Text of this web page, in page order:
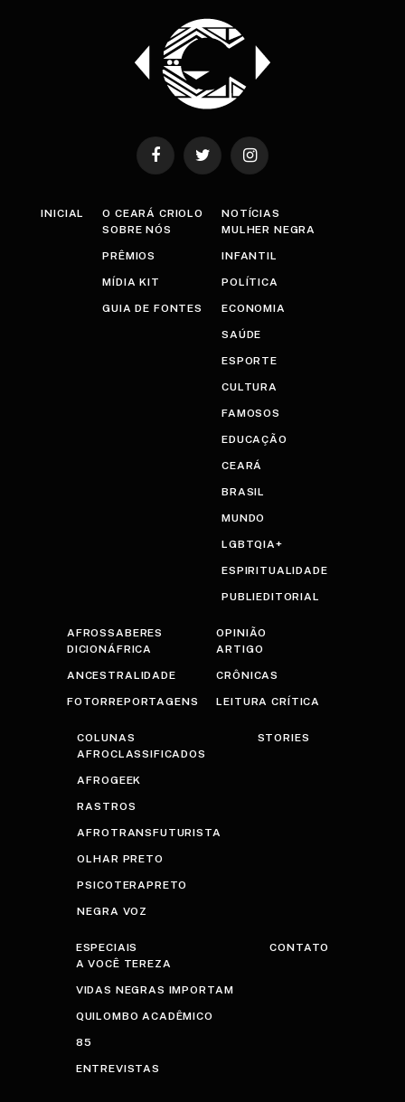
FacebookTwitter Instagram
INICIAL
O CEARÁ CRIOLO
SOBRE NÓS
PRÊMIOS
MÍDIA KIT
GUIA DE FONTES
NOTÍCIAS
MULHER NEGRA
INFANTIL
POLÍTICA
ECONOMIA
SAÚDE
ESPORTE
CULTURA
FAMOSOS
EDUCAÇÃO
CEARÁ
BRASIL
MUNDO
LGBTQIA+
ESPIRITUALIDADE
PUBLIEDITORIAL
AFROSSABERES
DICIONÁFRICA
ANCESTRALIDADE
FOTORREPORTAGENS
OPINIÃO
ARTIGO
CRÔNICAS
LEITURA CRÍTICA
COLUNAS
AFROCLASSIFICADOS
AFROGEEK
RASTROS
AFROTRANSFUTURISTA
OLHAR PRETO
PSICOTERAPRETO
NEGRA VOZ
STORIES
ESPECIAIS
A VOCÊ TEREZA
VIDAS NEGRAS IMPORTAM
QUILOMBO ACADÊMICO
85
ENTREVISTAS
CONTATO